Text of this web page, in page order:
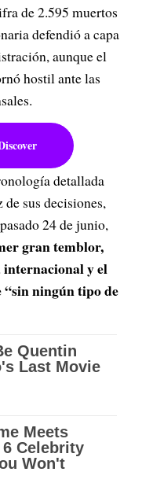
de 2.595 muertos
defendió a capa
aunque el
hostil ante las
detallada
sus decisiones,
24 de junio,
gran temblor,
internacional y el
“sin ningún tipo de